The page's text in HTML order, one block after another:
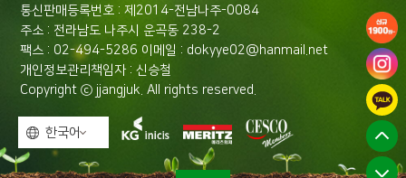
통신판매등록번호 : 제2014-전남나주-0084
주소 : 전라남도 나주시 운곡동 238-2
팩스 : 02-494-5286 이메일 : dokyye02@hanmail.net
개인정보관리책임자 : 신승철
Copyright ⓒ jjangjuk. All rights reserved.
한국어